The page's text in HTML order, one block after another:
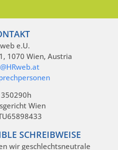
e.U.
1070 Wien, Austria
350290h
Wien
SCHREIBWEISE
wir geschlechtsneutrale